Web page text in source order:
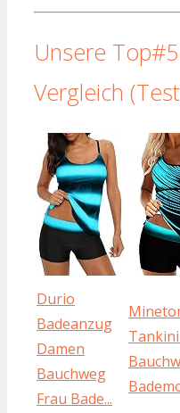
Unsere
Vergleich
Durio
Badeanzug
Damen
Bauchweg
Frau Bade...